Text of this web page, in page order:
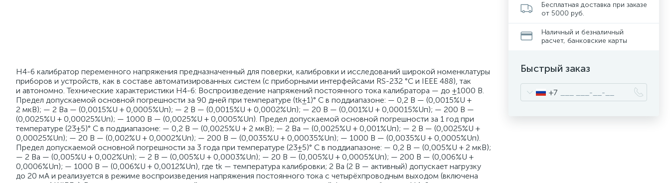
Н4-6 калибратор переменного напряжения предназначенный для поверки, калибровки и исследований широкой номенклатуры
приборов и устройств, как в составе автоматизированных систем (с приборными интерфейсами RS-232 °C и IEEE 488), так
и автономно. Технические характеристики Н4-6: Воспроизведение напряжений постоянного тока калибратора — до ±1000 В.
Предел допускаемой основной погрешности за 90 дней при температуре (tk±1)° C в поддиапазоне: — 0,2 В — (0,0015%U +
2 мкВ); — 2 Ва — (0,0015%U + 0,0005%Uп); — 2 В — (0,0015%U + 0,0002%Uп); — 20 В — (0,001%U + 0,00015%Uп); — 200 В —
(0,0025%U + 0,00025%Uп); — 1000 В — (0,0025%U + 0,0005%Uп). Предел допускаемой основной погрешности за 1 год при
температуре (23±5)° C в поддиапазоне: — 0,2 В — (0,0025%U + 2 мкВ); — 2 Ва — (0,0025%U + 0,001%Uп); — 2 В — (0,0025%U +
0,00025%Uп); — 20 В — (0,002%U + 0,0002%Uп); — 200 В — (0,0035%U + 0,00035%Uп); — 1000 В — (0,0035%U + 0,0005%Uп).
Предел допускаемой основной погрешности за 3 года при температуре (23±5)° C в поддиапазоне: — 0,2 В — (0,005%U + 2 мкВ);
— 2 Ва — (0,005%U + 0,002%Uп); — 2 В — (0,005%U + 0,0003%Uп); — 20 В — (0,005%U + 0,0005%Uп); — 200 В — (0,006%U +
0,0006%Uп); — 1000 В — (0,006%U + 0,0012%Uп), где tk — температура калибровки; 2 Ва (2 В — активный) допускает нагрузку
до 20 мА и реализуется в режиме воспроизведения напряжения постоянного тока с четырёхпроводным выходом (включена
Бесплатная доставка при заказе
от 5000 руб.
Наличный и безналичный
расчет, банковские карты
Быстрый заказ
+7